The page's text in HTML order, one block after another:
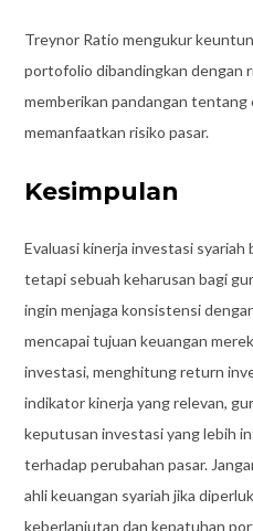
Treynor Ratio mengukur
portofolio dibandingkan dengan
memberikan pandangan
memanfaatkan risiko pasar.
Kesimpulan
Evaluasi kinerja investasi
tetapi sebuah keharusan bagi
ingin menjaga konsistensi
mencapai tujuan keuangan
investasi, menghitung return
indikator kinerja yang relevan,
keputusan investasi yang lebih
terhadap perubahan pasar.
ahli keuangan syariah jika
keberlanjutan dan kepatuhan